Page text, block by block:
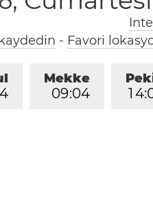
- Favori
1 4:
Mekke
09:04